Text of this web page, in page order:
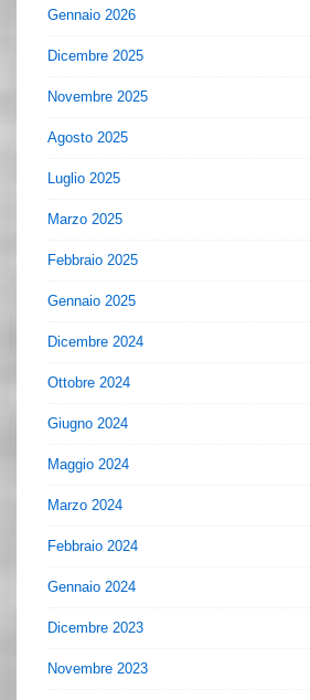
Gennaio 2026
Dicembre 2025
Novembre 2025
Agosto 2025
Luglio 2025
Marzo 2025
Febbraio 2025
Gennaio 2025
Dicembre 2024
Ottobre 2024
Giugno 2024
Maggio 2024
Marzo 2024
Febbraio 2024
Gennaio 2024
Dicembre 2023
Novembre 2023